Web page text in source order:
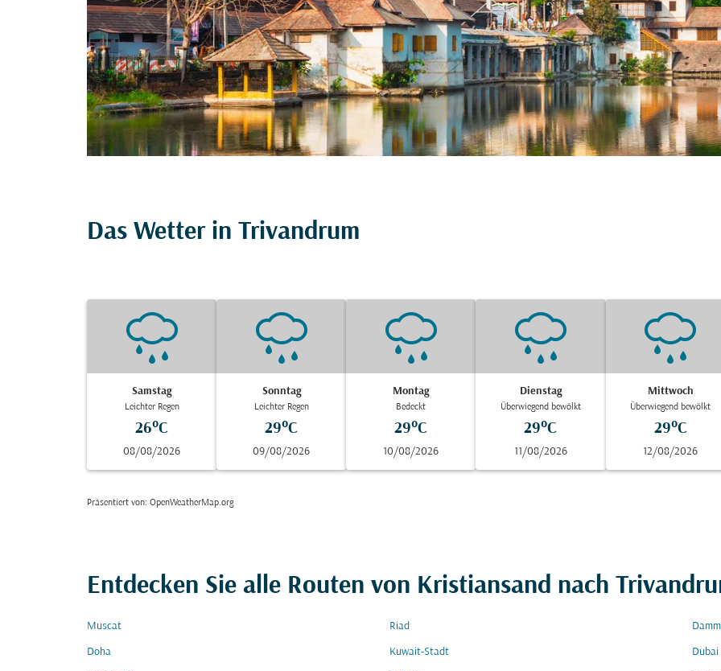
Das Wetter in Trivandrum
Samstag
Leichter Regen
26°C
08/08/2026
Sonntag
Leichter Regen
29°C
09/08/2026
Montag
Bedeckt
29°C
10/08/2026
Dienstag
Überwiegend bewölkt
29°C
11/08/2026
Mittwoch
Überwiegend bewölkt
29°C
12/08/2026
Präsentiert von: OpenWeatherMap.org
Entdecken Sie alle Routen von Kristiansand nach
Muscat Riad
Doha Kuwait-Stadt Dubai